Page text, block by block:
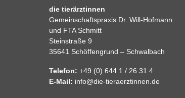
die tierärztinnen
Gemeinschaftspraxis Dr. Will-Hofmann
und FTA Schmitt
Steinstraße 9
35641 Schöffengrund – Schwalbach
Telefon: +49 (0) 644 1 / 26 31 4
E-Mail: info@die-tieraerztinnen.de